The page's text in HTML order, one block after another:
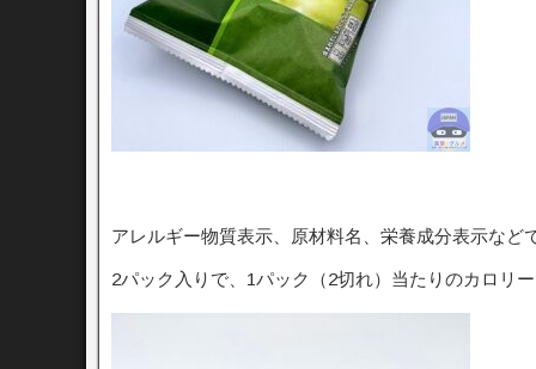
アレルギー物質表示、原材料名、栄養成分表示など
2パック入りで、1パック（2切れ）当たりのカロリー